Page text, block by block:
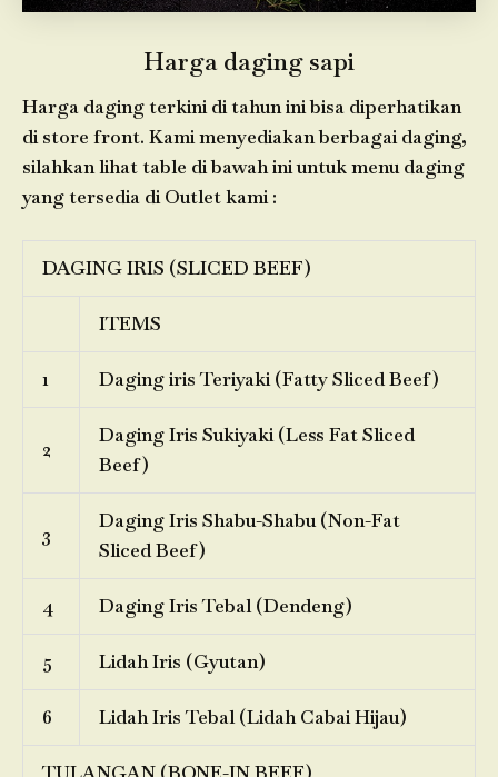
Harga daging sapi
Harga daging terkini di tahun ini bisa diperhatikan
di store front. Kami menyediakan berbagai daging,
silahkan lihat table di bawah ini untuk menu daging
yang tersedia di Outlet kami :
DAGING IRIS (SLICED BEEF)
ITEMS
1 Daging iris Teriyaki (Fatty Sliced Beef)
2
Daging Iris Sukiyaki (Less Fat Sliced
Beef)
3
Daging Iris Shabu-Shabu (Non-Fat
Sliced Beef)
4 Daging Iris Tebal (Dendeng)
5 Lidah Iris (Gyutan)
6 Lidah Iris Tebal (Lidah Cabai Hijau)